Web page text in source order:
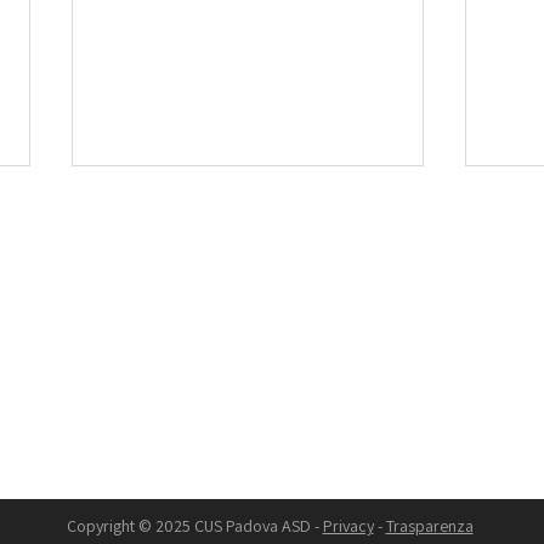
Copyright © 2025 CUS Padova ASD - Privacy-Trasparenza